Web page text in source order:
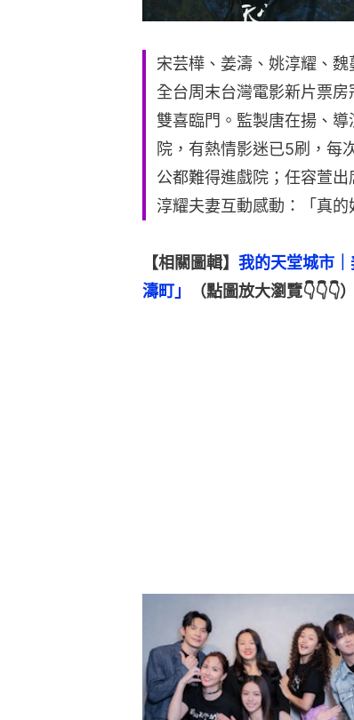
宋芸樺、姜濤、姚淳耀、
全台周末台灣電影新片票
雙喜臨門。監製唐在揚、
院，有熱情影迷已5刷，每
公都難得進戲院；任容萱
淳耀夫妻互動感動：「真的
【相關圖輯】 我的天堂城市
濤町」
（點圖放大瀏覽👇👇👇）